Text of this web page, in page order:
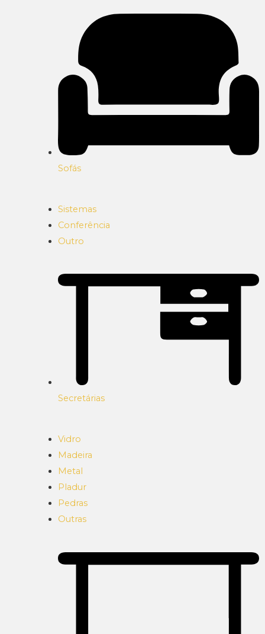
Sofás
Sistemas
Conferência
Outro
Secretárias
Vidro
Madeira
Metal
Pladur
Pedras
Outras